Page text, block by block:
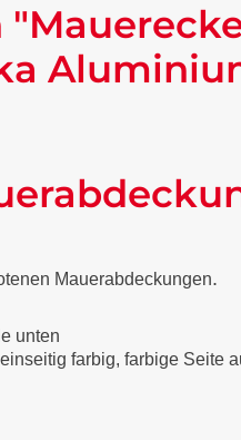
Mauerabdeckungen.
unten
farbig, farbige